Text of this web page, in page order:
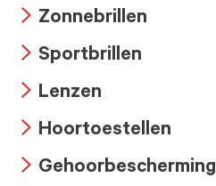
icon
icon
Zonnebrillen
icon
Sportbrillen
icon
Lenzen
icon
Hoortoestellen
Gehoorbescherming